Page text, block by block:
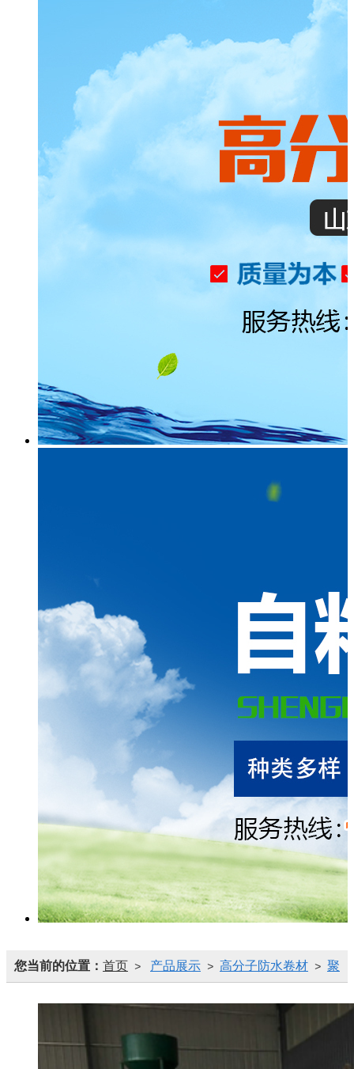
您当前的位置： 首页 > 产品展示 > 高分子防水卷材 > 聚